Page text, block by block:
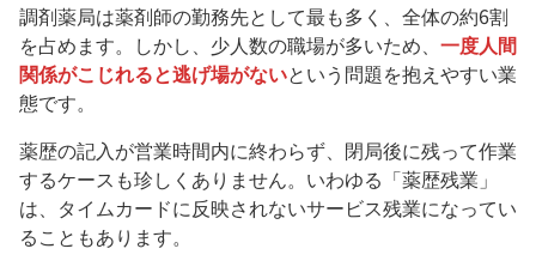
調剤薬局は薬剤師の勤務先として最も多く、全体の約6割
を占めます。しかし、少人数の職場が多いため、 一度人間
関係がこじれると逃げ場がないという問題を抱えやすい業
態です。
薬歴の記入が営業時間内に終わらず、閉局後に残って作業
するケースも珍しくありません。いわゆる「薬歴残業」
は、タイムカードに反映されないサービス残業になってい
ることもあります。